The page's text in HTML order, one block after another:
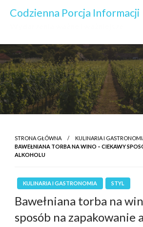
Codzienna Porcja Informacji
STRONA GŁÓWNA
KULINARIA I
BAWEŁNIANA TORBA NA WINO – CIEKAWY
ALKOHOLU
KULINARIA I GASTRONOMIA STYL
Bawełniana torba na
sposób na zapakowanie